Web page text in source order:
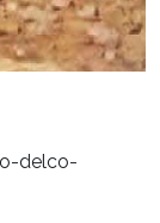
delco-